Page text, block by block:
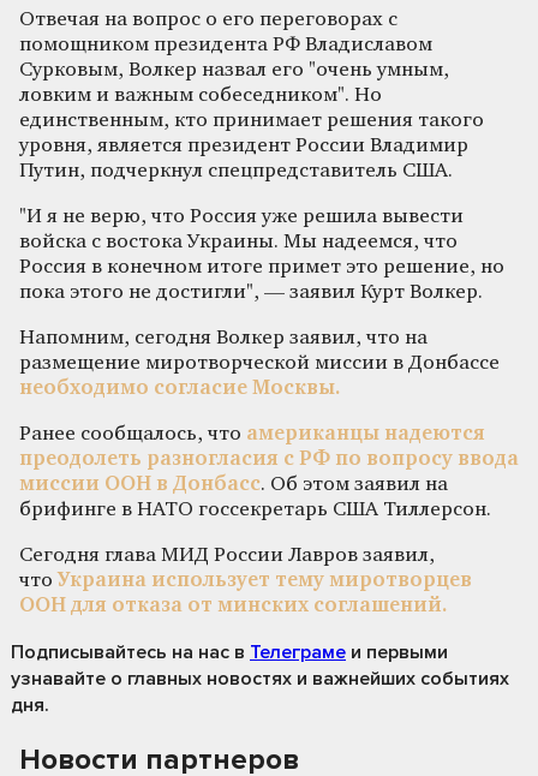
Отвечая на вопрос о его переговорах с
помощником президента РФ Владиславом
Сурковым, Волкер назвал его "очень умным,
ловким и важным собеседником". Но
единственным, кто принимает решения такого
уровня, является президент России Владимир
Путин, подчеркнул спецпредставитель США.
"И я не верю, что Россия уже решила вывести
войска с востока Украины. Мы надеемся, что
Россия в конечном итоге примет это решение, но
пока этого не достигли", — заявил Курт Волкер.
Напомним, сегодня Волкер заявил, что на
размещение миротворческой миссии в Донбассе
необходимо согласие Москвы.
Ранее сообщалось, что американцы надеются
преодолеть разногласия с РФ по вопросу ввода
миссии ООН в Донбасс. Об этом заявил на
брифинге в НАТО госсекретарь США Тиллерсон.
Сегодня глава МИД России Лавров заявил,
что Украина использует тему миротворцев
ООН для отказа от минских соглашений.
Подписывайтесь на нас в Телеграме и первыми
узнавайте о главных новостях и важнейших событиях
дня.
Новости партнеров